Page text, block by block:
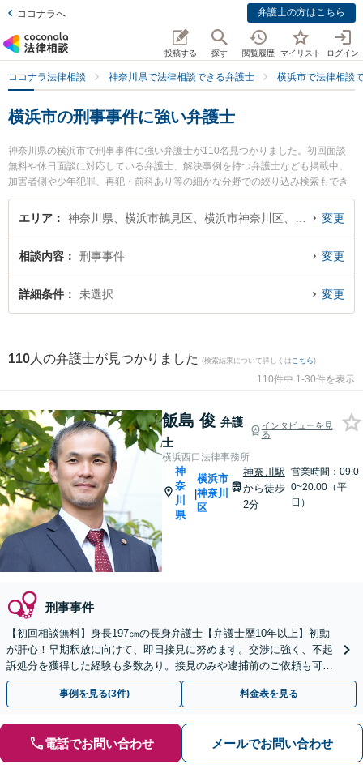
ココナラへ 弁護士の方はこちら
投稿する 探す 閲覧履歴 マイリスト ログイン
ココナラ法律相談 神奈川県で法律相談できる弁護士 横浜市で法律相談
横浜市の刑事事件に強い弁護士
神奈川県の横浜市で刑事事件に強い弁護士が110名見つかりました。初回面談
無料や休日面談に対応している弁護士、解決事例を持つ弁護士なども掲載中。
加害者側や少年犯罪、再犯・前科あり等の細かな分野での絞り込み検索もでき
便利です。特に横浜西口法律事務所の飯島 俊弁護士や横浜綜合法律事務所の細
淵 拓弁護士、上大岡法律事務所の石井 誠弁護士のプロフィール情報や弁護士費
豊富な近くの弁護士を検索したい』『初回相談無料で刑事事件を法律相談でき
る横浜市内の弁護士に相談予約したい』などでお困りの相談者さんにおすすめ
です。
エリア 変更
相談内容 刑事事件 変更
詳細条件 未選択 変更
110 人の弁護士が見つかりました (検索結果について詳しくは こちら)
110件中 1-30件を表示
飯島 俊 弁護
士
インタビューを見
る
横浜西口法律事務所
神
奈
川
県
|
横浜市
神奈川
区
神奈川駅
から徒歩
2分
営業時間：09:0
0~20:00（平
日）
刑事事件
【初回相談無料】身長197㎝の長身弁護士【弁護士歴10年以上】初動
が肝心！早期釈放に向けて、即日接見に努めます。交渉に強く、不起
訴処分を獲得した経験も多数あり。接見のみや逮捕前のご依頼も可能
です【夜間・休日面談】【電話相談】【横浜駅7分】
事例を見る(3件) 料金表を見る
電話でお問い合わせ メールでお問い合わせ